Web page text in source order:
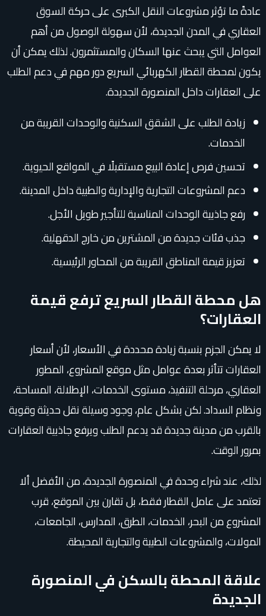
عادةً ما تؤثر مشروعات النقل الكبرى على حركة السوق
العقاري في المدن الجديدة، لأن سهولة الوصول من أهم
العوامل التي يبحث عنها السكان والمستثمرون. لذلك يمكن أن
يكون لمحطة القطار الكهربائي السريع دور مهم في دعم الطلب
على العقارات داخل المنصورة الجديدة.
زيادة الطلب على الشقق السكنية والوحدات القريبة من
الخدمات.
تحسين فرص إعادة البيع مستقبلًا في المواقع الحيوية.
دعم المشروعات التجارية والإدارية والطبية داخل المدينة.
رفع جاذبية الوحدات المناسبة للتأجير طويل الأجل.
جذب فئات جديدة من المشترين من خارج الدقهلية.
تعزيز قيمة المناطق القريبة من المحاور الرئيسية.
هل محطة القطار السريع ترفع قيمة
العقارات؟
لا يمكن الجزم بنسبة زيادة محددة في الأسعار، لأن أسعار
العقارات تتأثر بعدة عوامل مثل موقع المشروع، المطور
العقاري، مرحلة التنفيذ، مستوى الخدمات، الإطلالة، المساحة،
ونظام السداد. لكن بشكل عام، وجود وسيلة نقل حديثة وقوية
بالقرب من مدينة جديدة قد يدعم الطلب ويرفع جاذبية العقارات
بمرور الوقت.
لذلك، عند شراء وحدة في المنصورة الجديدة، من الأفضل ألا
تعتمد على عامل القطار فقط، بل تقارن بين الموقع، قرب
المشروع من البحر، الخدمات، الطرق، المدارس، الجامعات،
المولات، والمشروعات الطبية والتجارية المحيطة.
علاقة المحطة بالسكن في المنصورة
الجديدة